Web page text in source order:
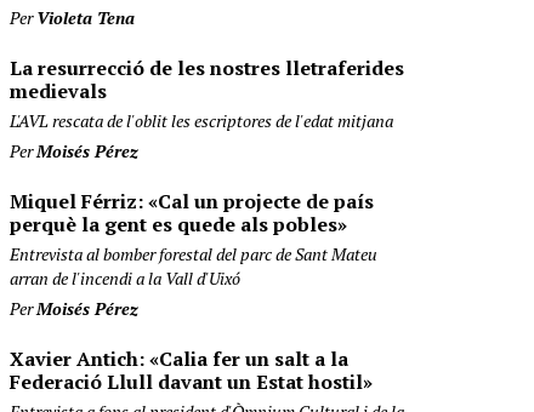
PerVioleta Tena
La resurrecció de les nostres lletraferides
medievals
L'AVL rescata de l'oblit les escriptores de l'edat mitjana
PerMoisés Pérez
Miquel Férriz: «Cal un projecte de país
perquè la gent es quede als pobles»
Entrevista al bomber forestal del parc de Sant Mateu
arran de l'incendi a la Vall d'Uixó
PerMoisés Pérez
Xavier Antich: «Calia fer un salt a la
Federació Llull davant un Estat hostil»